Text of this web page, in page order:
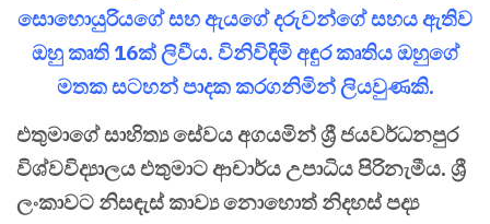
සොහොයුරියගේ සහ ඇයගේ දරුවන්ගේ සහය ඇතිව
ඔහු කෘති 16ක් ලිවීය. විනිවිඳිමි අඳුර කෘතිය ඔහුගේ
මතක සටහන් පාදක කරගනිමින් ලියවුණකි.
එතුමාගේ සාහිත්‍ය සේවය අගයමින් ශ්‍රී ජයවර්ධනපුර
විශ්වවිද්‍යාලය එතුමාට ආචාර්ය උපාධිය පිරිනැමීය. ශ්‍රී
ලංකාවට නිසඳැස් කාව්‍ය නොහොත් නිදහස් පද්‍ය